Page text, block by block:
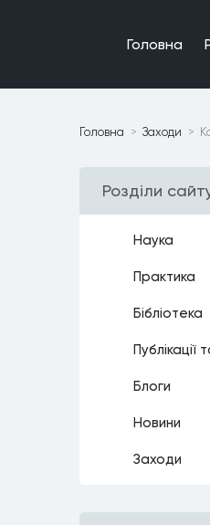
Головна
Головна Заходи
Роздiли
Наука
Практика
Бiблiотека
Публiкацiї
Блоги
Новини
Заходи